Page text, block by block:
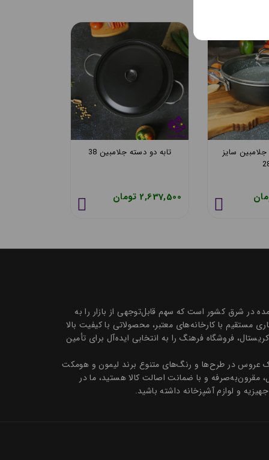
54
تابه دو دسته جلامبین سایز
1,551,900 تومان
تک و عمده در شرق کشور است که سهم قابل‌توجهی از بازار را به
با کارخانه‌های معتبر، محصولاتی با کیفیت بالا
سرو و پذیرایی بلور و کریستال، فروشگاه فرهنگ را به انتخابی ایده‌آل برای تأمین
عروس در طرح‌ها و رنگ‌های متنوع برند لیمون و هومکت
مقرون‌به‌صرفه و با ضمانت اصالت کالا هستید، ما در
و لوازم آشپزخانه داشته باشید.